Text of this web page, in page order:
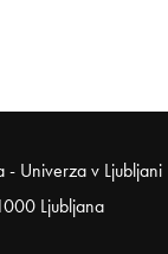
- Univerza v Ljubljani
Ljubljana